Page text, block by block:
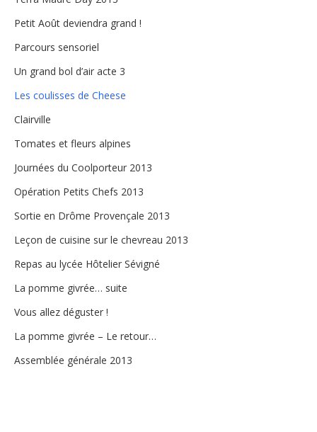
Petit Août deviendra grand !
Parcours sensoriel
Un grand bol d’air acte 3
Les coulisses de Cheese
Clairville
Tomates et fleurs alpines
Journées du Coolporteur 2013
Opération Petits Chefs 2013
Sortie en Drôme Provençale 2013
Leçon de cuisine sur le chevreau 2013
Repas au lycée Hôtelier Sévigné
La pomme givrée… suite
Vous allez déguster !
La pomme givrée – Le retour…
Assemblée générale 2013